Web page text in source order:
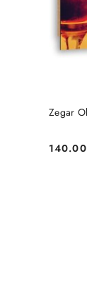
Cena:
140.00